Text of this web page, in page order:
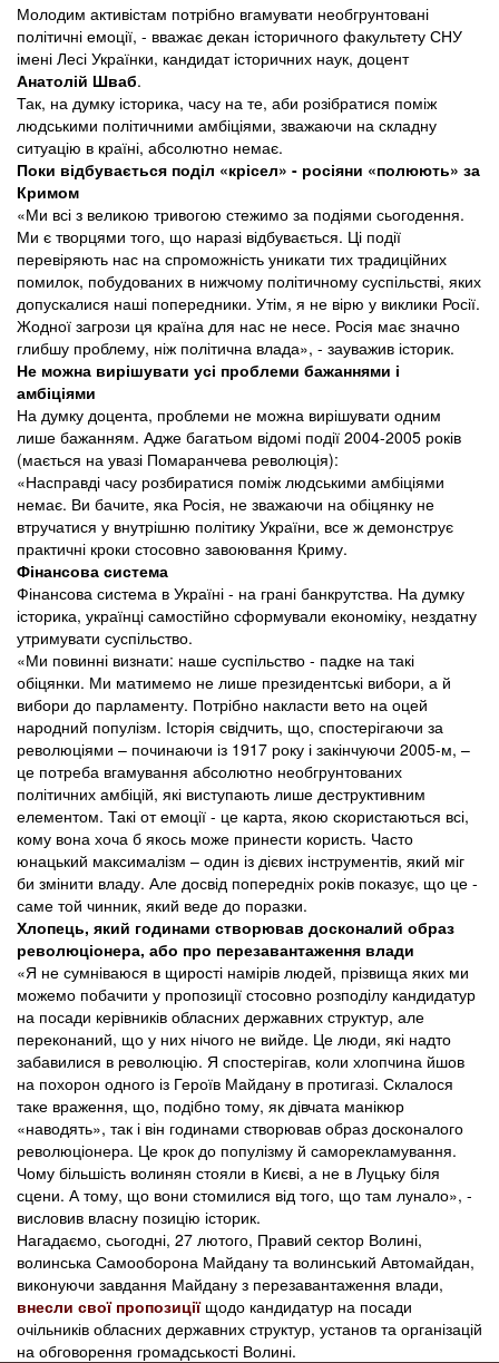
Молодим активістам потрібно вгамувати необгрунтовані
політичні емоції, - вважає декан історичного факультету СНУ
імені Лесі Українки, кандидат історичних наук, доцент
Анатолій Шваб.
Так, на думку історика, часу на те, аби розібратися поміж
людськими політичними амбіціями, зважаючи на складну
ситуацію в країні, абсолютно немає.
Поки відбувається поділ «крісел» - росіяни «полюють» за
Кримом
«Ми всі з великою тривогою стежимо за подіями сьогодення.
Ми є творцями того, що наразі відбувається. Ці події
перевіряють нас на спроможність уникати тих традиційних
помилок, побудованих в нижчому політичному суспільстві, яких
допускалися наші попередники. Утім, я не вірю у виклики Росії.
Жодної загрози ця країна для нас не несе. Росія має значно
глибшу проблему, ніж політична влада», - зауважив історик.
Не можна вирішувати усі проблеми бажаннями і
амбіціями
На думку доцента, проблеми не можна вирішувати одним
лише бажанням. Адже багатьом відомі події 2004-2005 років
(мається на увазі Помаранчева революція):
«Насправді часу розбиратися поміж людськими амбіціями
немає. Ви бачите, яка Росія, не зважаючи на обіцянку не
втручатися у внутрішню політику України, все ж демонструє
практичні кроки стосовно завоювання Криму.
Фінансова система
Фінансова система в Україні - на грані банкрутства. На думку
історика, українці самостійно сформували економіку, нездатну
утримувати суспільство.
«Ми повинні визнати: наше суспільство - падке на такі
обіцянки. Ми матимемо не лише президентські вибори, а й
вибори до парламенту. Потрібно накласти вето на оцей
народний популізм. Історія свідчить, що, спостерігаючи за
революціями – починаючи із 1917 року і закінчуючи 2005-м, –
це потреба вгамування абсолютно необгрунтованих
політичних амбіцій, які виступають лише деструктивним
елементом. Такі от емоції - це карта, якою скористаються всі,
кому вона хоча б якось може принести користь. Часто
юнацький максималізм – один із дієвих інструментів, який міг
би змінити владу. Але досвід попередніх років показує, що це -
саме той чинник, який веде до поразки.
Хлопець, який годинами створював досконалий образ
революціонера, або про перезавантаження влади
«Я не сумніваюся в щирості намірів людей, прізвища яких ми
можемо побачити у пропозиції стосовно розподілу кандидатур
на посади керівників обласних державних структур, але
переконаний, що у них нічого не вийде. Це люди, які надто
забавилися в революцію. Я спостерігав, коли хлопчина йшов
на похорон одного із Героїв Майдану в протигазі. Склалося
таке враження, що, подібно тому, як дівчата манікюр
«наводять», так і він годинами створював образ досконалого
революціонера. Це крок до популізму й саморекламування.
Чому більшість волинян стояли в Києві, а не в Луцьку біля
сцени. А тому, що вони стомилися від того, що там лунало», -
висловив власну позицію історик.
Нагадаємо, сьогодні, 27 лютого, Правий сектор Волині,
волинська Самооборона Майдану та волинський Автомайдан,
виконуючи завдання Майдану з перезавантаження влади,
внесли свої пропозиціїщодо кандидатур на посади
очільників обласних державних структур, установ та організацій
на обговорення громадськості Волині.